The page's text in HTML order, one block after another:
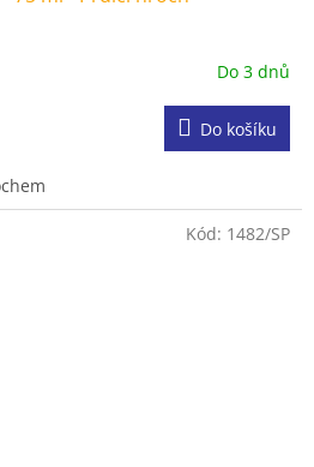
Do 3 dnů
Do košíku
Kód: 1482/SP